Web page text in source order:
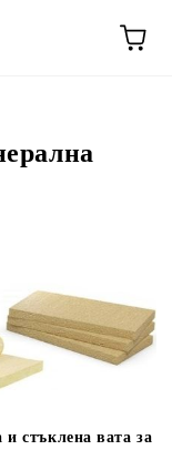
и стъклена вата за